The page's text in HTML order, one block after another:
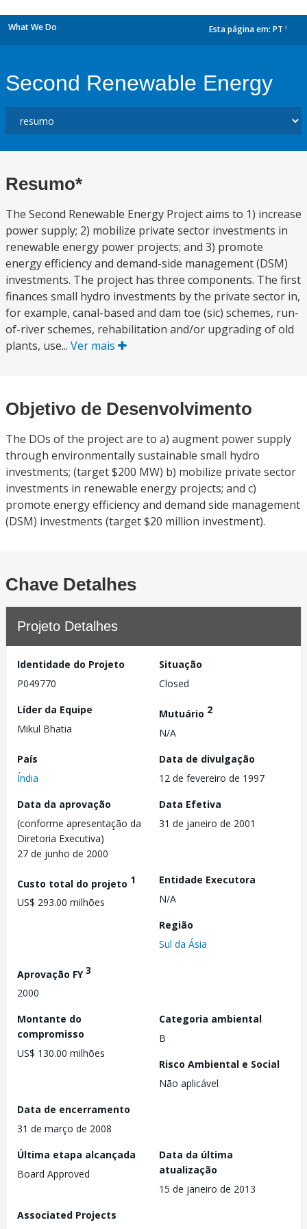
What We Do Esta página em: PT
Second Renewable Energy
Resumo*
The Second Renewable Energy Project aims to 1) increase
power supply; 2) mobilize private sector investments in
renewable energy power projects; and 3) promote
energy efficiency and demand-side management (DSM)
investments. The project has three components. The first
finances small hydro investments by the private sector in,
for example, canal-based and dam toe (sic) schemes, run-
of-river schemes, rehabilitation and/or upgrading of old
plants, use... Ver mais
Objetivo de Desenvolvimento
The DOs of the project are to a) augment power supply
through environmentally sustainable small hydro
investments; (target $200 MW) b) mobilize private sector
investments in renewable energy projects; and c)
promote energy efficiency and demand side management
(DSM) investments (target $20 million investment).
Chave Detalhes
Projeto Detalhes
Identidade do Projeto
P049770
Situação
Closed
Líder da Equipe
Mikul Bhatia
Mutuário 2
N/A
País
Índia
Data de divulgação
12 de fevereiro de 1997
Data da aprovação
(conforme apresentação da
Diretoria Executiva)
27 de junho de 2000
Data Efetiva
31 de janeiro de 2001
Custo total do projeto 1
US$ 293.00 milhões
Entidade Executora
N/A
Região
Sul da Ásia
Aprovação FY3
2000
Montante do
compromisso
US$ 130.00 milhões
Categoria ambiental
B
Risco Ambiental e Social
Não aplicável
Data de encerramento
31 de março de 2008
Última etapa alcançada
Board Approved
Data da última
atualização
15 de janeiro de 2013
Associated Projects